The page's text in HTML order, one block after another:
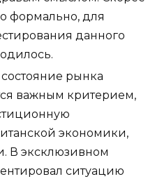
формально, для
данного
состояние рынка
важным критерием,
экономики,
В эксклюзивном
ситуацию